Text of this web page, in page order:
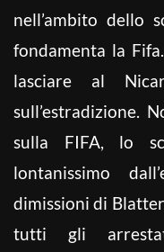
nell’ambito dello
fondamenta la
lasciare al
sull’estradizione.
sulla FIFA, lo
lontanissimo
dimissioni di
tutti gli